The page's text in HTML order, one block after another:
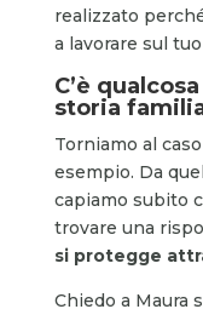
realizzato
a lavorare sul tuo
C’è
storia
Torniamo al
esempio. Da
capiamo subito
trovare una
si protegge
Chiedo a Maura